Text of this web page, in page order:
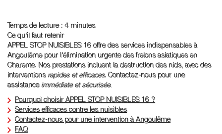
Temps de lecture : 4 minutes
Ce qu'il faut retenir
APPEL STOP NUISIBLES 16 offre des services indispensables à
Angoulême pour l'élimination urgente des frelons asiatiques en
Charente. Nos prestations incluent la destruction des nids, avec des
interventions rapides et efficaces. Contactez-nous pour une
assistance immédiate et sécurisée.
Pourquoi choisir APPEL STOP NUISIBLES 16 ?
Services efficaces contre les nuisibles
Contactez-nous pour une intervention à Angoulême
FAQ